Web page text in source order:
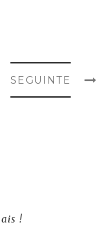
SEGUINTE
!